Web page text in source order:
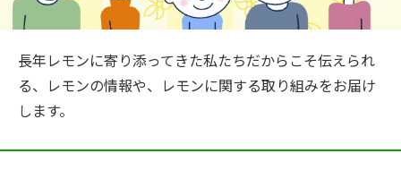
長年レモンに寄り添ってきた私たちだからこそ伝えられ
る、レモンの情報や、レモンに関する取り組みをお届け
します。